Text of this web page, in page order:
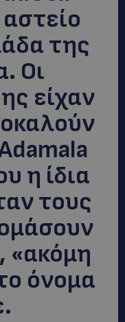
της
Οι
είχαν
η ίδια
τους
«ακόμη
όνομα